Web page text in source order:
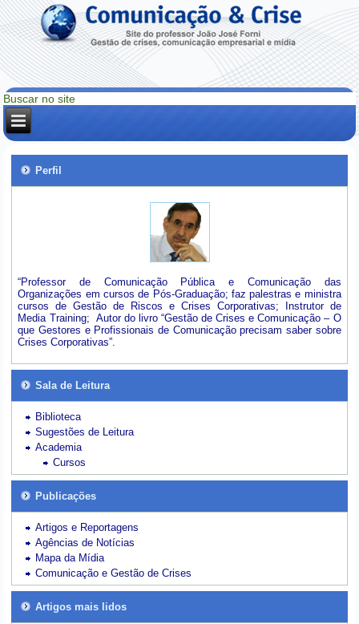
Perfil
“Professor de Comunicação Pública e Comunicação das
Organizações em cursos de Pós-Graduação; faz palestras e ministra
cursos de Gestão de Riscos e Crises Corporativas; Instrutor de
Media Training; Autor do livro “Gestão de Crises e Comunicação – O
que Gestores e Profissionais de Comunicação precisam saber sobre
Crises Corporativas”.
Sala de Leitura
Biblioteca
Sugestões de Leitura
Academia
Cursos
Publicações
Artigos e Reportagens
Agências de Notícias
Mapa da Mídia
Comunicação e Gestão de Crises
Artigos mais lidos